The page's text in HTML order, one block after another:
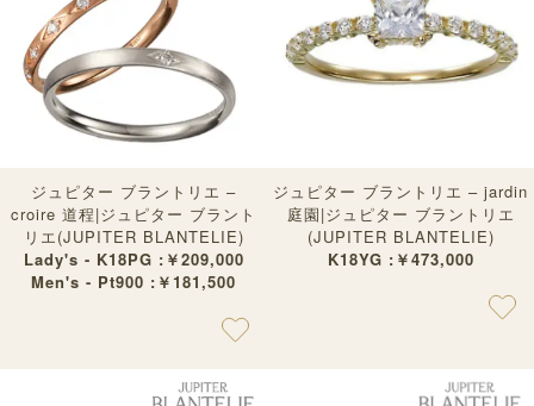
ジュピター ブラントリエ –
croire 道程|ジュピター ブラント
リエ(JUPITER BLANTELIE)
Lady's - K18PG :￥209,000
Men's - Pt900 :￥181,500
ジュピター ブラントリエ – jardin
庭園|ジュピター ブラントリエ
(JUPITER BLANTELIE)
K18YG :￥473,000